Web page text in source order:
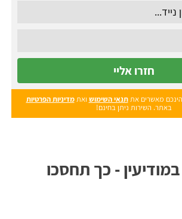
חזרו אליי
מאשרים אתתנאי השימוש ואתמדיניות הפרטיות
באתר. השירות ניתן בחינם!
- כך תחסכו